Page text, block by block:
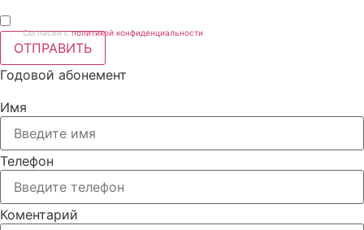
Согласен с политикой конфиденциальности
ОТПРАВИТЬ
Годовой абонемент
Имя
Телефон
Коментарий